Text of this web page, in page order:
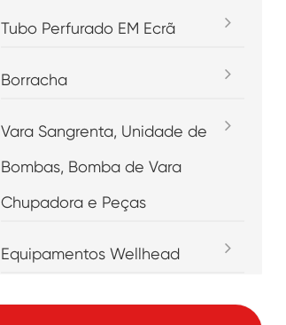
Tubo Perfurado EM Ecrã
Borracha
Vara Sangrenta, Unidade de
Bombas, Bomba de Vara
Chupadora e Peças
Equipamentos Wellhead